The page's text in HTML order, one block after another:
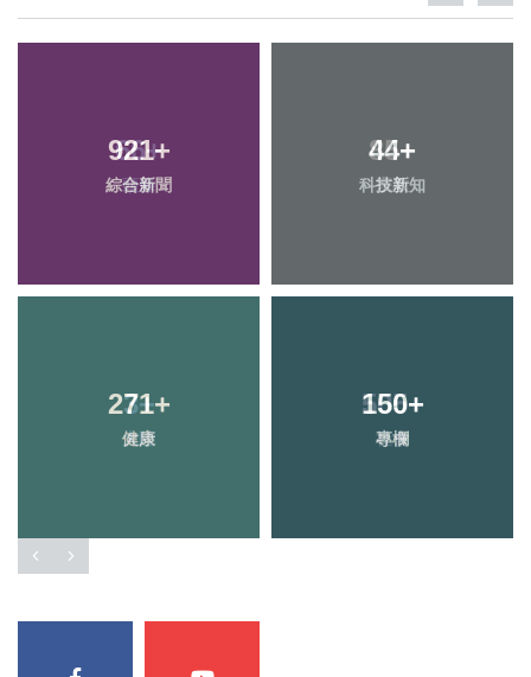
921+
綜合新聞
44+
科技新知
271+
健康
150+
專欄